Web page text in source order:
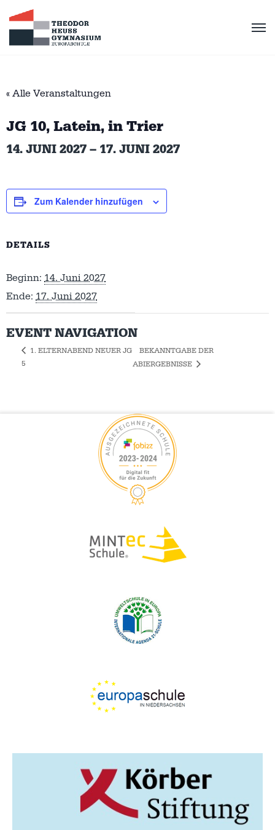
« Alle Veranstaltungen
JG 10, Latein, in Trier
14. JUNI 2027– 17. JUNI 2027
Zum Kalender hinzufügen
DETAILS
Beginn: 14. Juni 2027
Ende: 17. Juni 2027
EVENT NAVIGATION
1. ELTERNABEND NEUER JG
5
BEKANNTGABE DER
ABIERGEBNISSE